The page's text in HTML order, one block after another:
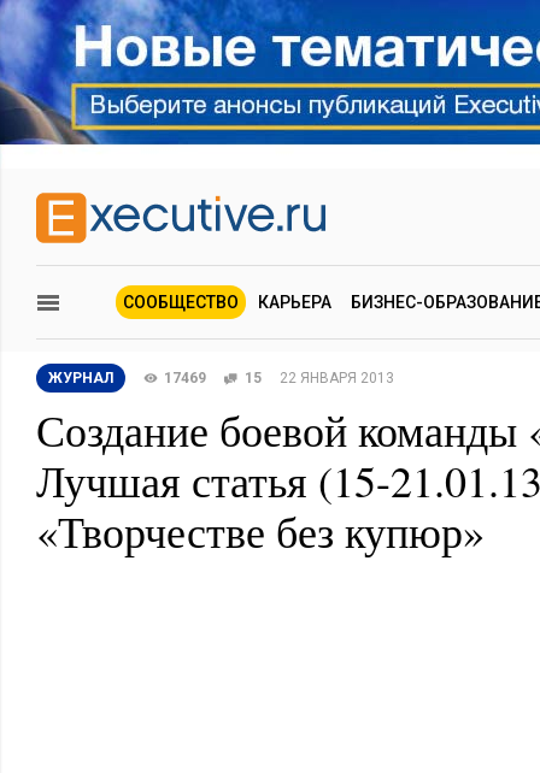
СООБЩЕСТВО КАРЬЕРА БИЗНЕС-
ЖУРНАЛ 17469 15 22 ЯНВАРЯ 2013
Создание боевой команды
Лучшая статья (15-
«Творчестве без купюр»